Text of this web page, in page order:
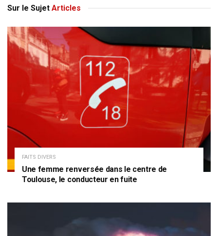
Sur le Sujet Articles
FAITS DIVERS
Une femme renversée dans le centre de
Toulouse, le conducteur en fuite